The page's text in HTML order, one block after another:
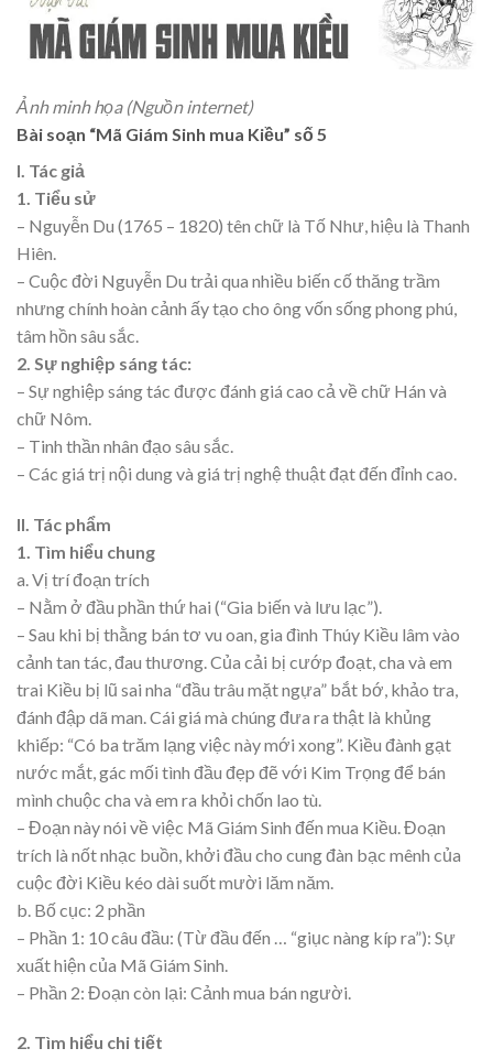
Ảnh minh họa (Nguồn internet)
Bài soạn “Mã Giám Sinh mua Kiều” số 5
I. Tác giả
1. Tiểu sử
– Nguyễn Du (1765 – 1820) tên chữ là Tố Như, hiệu là Thanh
Hiên.
– Cuộc đời Nguyễn Du trải qua nhiều biến cố thăng trầm
nhưng chính hoàn cảnh ấy tạo cho ông vốn sống phong phú,
tâm hồn sâu sắc.
2. Sự nghiệp sáng tác:
– Sự nghiệp sáng tác được đánh giá cao cả về chữ Hán và
chữ Nôm.
– Tinh thần nhân đạo sâu sắc.
– Các giá trị nội dung và giá trị nghệ thuật đạt đến đỉnh cao.
II. Tác phẩm
1. Tìm hiểu chung
a. Vị trí đoạn trích
– Nằm ở đầu phần thứ hai (“Gia biến và lưu lạc”).
– Sau khi bị thằng bán tơ vu oan, gia đình Thúy Kiều lâm vào
cảnh tan tác, đau thương. Của cải bị cướp đoạt, cha và em
trai Kiều bị lũ sai nha “đầu trâu mặt ngựa” bắt bớ, khảo tra,
đánh đập dã man. Cái giá mà chúng đưa ra thật là khủng
khiếp: “Có ba trăm lạng việc này mới xong”. Kiều đành gạt
nước mắt, gác mối tình đầu đẹp đẽ với Kim Trọng để bán
mình chuộc cha và em ra khỏi chốn lao tù.
– Đoạn này nói về việc Mã Giám Sinh đến mua Kiều. Đoạn
trích là nốt nhạc buồn, khởi đầu cho cung đàn bạc mênh của
cuộc đời Kiều kéo dài suốt mười lăm năm.
b. Bố cục: 2 phần
– Phần 1: 10 câu đầu: (Từ đầu đến … “giục nàng kíp ra”): Sự
xuất hiện của Mã Giám Sinh.
– Phần 2: Đoạn còn lại: Cảnh mua bán người.
2. Tìm hiểu chi tiết